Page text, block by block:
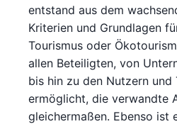
entstand aus dem
Kriterien und Grundlagen
Tourismus oder
allen Beteiligten, von
bis hin zu den Nutzern und
ermöglicht, die verwandte
gleichermaßen. Ebenso ist